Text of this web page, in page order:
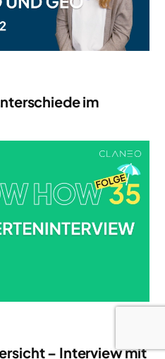
im
– Interview mit